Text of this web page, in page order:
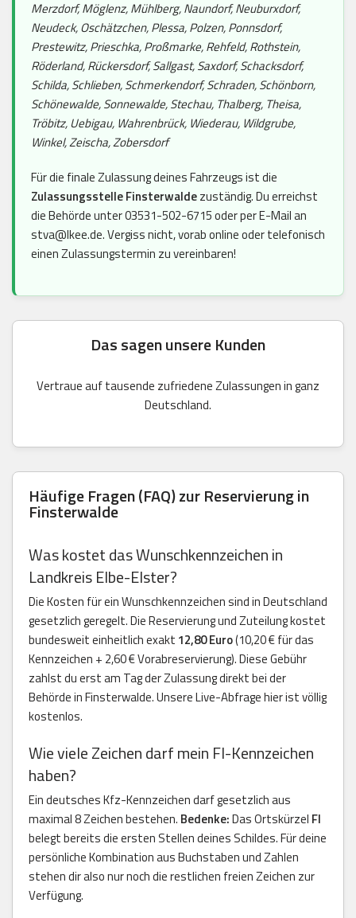
Merzdorf, Möglenz, Mühlberg, Naundorf, Neuburxdorf,
Neudeck, Oschätzchen, Plessa, Polzen, Ponnsdorf,
Prestewitz, Prieschka, Proßmarke, Rehfeld, Rothstein,
Röderland, Rückersdorf, Sallgast, Saxdorf, Schacksdorf,
Schilda, Schlieben, Schmerkendorf, Schraden, Schönborn,
Schönewalde, Sonnewalde, Stechau, Thalberg, Theisa,
Tröbitz, Uebigau, Wahrenbrück, Wiederau, Wildgrube,
Winkel, Zeischa, Zobersdorf
Für die finale Zulassung deines Fahrzeugs ist die
Zulassungsstelle Finsterwaldezuständig. Du erreichst
die Behörde unter 03531-502-6715 oder per E-Mail an
stva@lkee.de. Vergiss nicht, vorab online oder telefonisch
einen Zulassungstermin zu vereinbaren!
Das sagen unsere Kunden
Vertraue auf tausende zufriedene Zulassungen in ganz
Deutschland.
Häufige Fragen (FAQ) zur Reservierung in
Finsterwalde
Was kostet das Wunschkennzeichen in
Landkreis Elbe-Elster?
Die Kosten für ein Wunschkennzeichen sind in Deutschland
gesetzlich geregelt. Die Reservierung und Zuteilung kostet
bundesweit einheitlich exakt 12,80 Euro(10,20 € für das
Kennzeichen + 2,60 € Vorabreservierung). Diese Gebühr
zahlst du erst am Tag der Zulassung direkt bei der
Behörde in Finsterwalde. Unsere Live-Abfrage hier ist völlig
kostenlos.
Wie viele Zeichen darf mein FI-Kennzeichen
haben?
Ein deutsches Kfz-Kennzeichen darf gesetzlich aus
maximal 8 Zeichen bestehen. Bedenke:Das Ortskürzel FI
belegt bereits die ersten Stellen deines Schildes. Für deine
persönliche Kombination aus Buchstaben und Zahlen
stehen dir also nur noch die restlichen freien Zeichen zur
Verfügung.